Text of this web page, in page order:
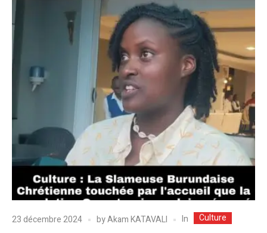
23 décembre 2024 byAkam KATAVALI In Culture